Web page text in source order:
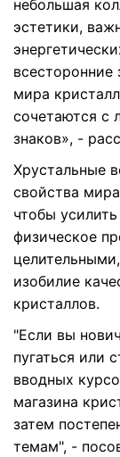
небольшая
эстетики,
всесторонние
мира
сочетаются с
знаков», -
Хрустальные
свойства
чтобы
физическое
изобилие
кристаллов.
"Если вы
пугаться или
вводных
магазина
затем
темам", -